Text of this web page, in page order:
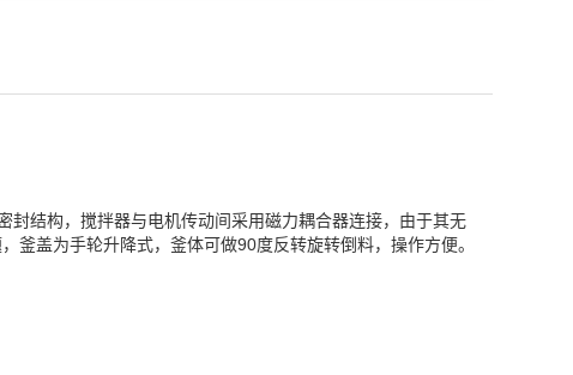
结构，搅拌器与电机传动间采用磁力耦合器连接，由于其无
釜盖为手轮升降式，釜体可做90度反转旋转倒料，操作方便。